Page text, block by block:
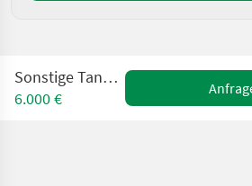
Sonstige Tankanhänger
6.000 €